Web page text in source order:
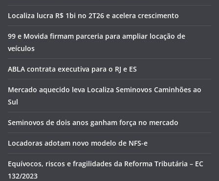
Localiza lucra R$ 1bi no 2T26 e acelera crescimento
99 e Movida firmam parceria para ampliar locação de
veículos
ABLA contrata executiva para o RJ e ES
Mercado aquecido leva Localiza Seminovos Caminhões ao
Sul
Seminovos de dois anos ganham força no mercado
Locadoras adotam novo modelo de NFS-e
Equívocos, riscos e fragilidades da Reforma Tributária – EC
132/2023